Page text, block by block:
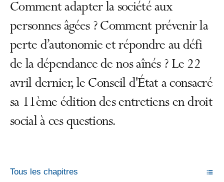
Comment adapter la société aux
personnes âgées ? Comment prévenir la
perte d’autonomie et répondre au défi
de la dépendance de nos aînés ? Le 22
avril dernier, le Conseil d'État a consacré
sa 11ème édition des entretiens en droit
social à ces questions.
Tous les chapitres